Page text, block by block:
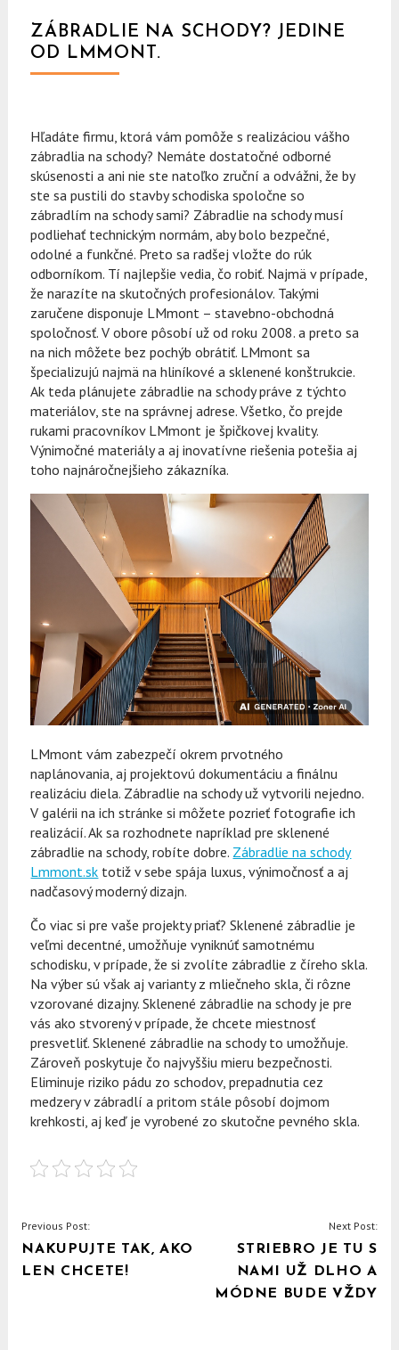
ZÁBRADLIE NA SCHODY? JEDINE
OD LMMONT.
Hľadáte firmu, ktorá vám pomôže s realizáciou vášho
zábradlia na schody? Nemáte dostatočné odborné
skúsenosti a ani nie ste natoľko zruční a odvážni, že by
ste sa pustili do stavby schodiska spoločne so
zábradlím na schody sami? Zábradlie na schody musí
podliehať technickým normám, aby bolo bezpečné,
odolné a funkčné. Preto sa radšej vložte do rúk
odborníkom. Tí najlepšie vedia, čo robiť. Najmä v prípade,
že narazíte na skutočných profesionálov. Takými
zaručene disponuje LMmont – stavebno-obchodná
spoločnosť. V obore pôsobí už od roku 2008. a preto sa
na nich môžete bez pochýb obrátiť. LMmont sa
špecializujú najmä na hliníkové a sklenené konštrukcie.
Ak teda plánujete zábradlie na schody práve z týchto
materiálov, ste na správnej adrese. Všetko, čo prejde
rukami pracovníkov LMmont je špičkovej kvality.
Výnimočné materiály a aj inovatívne riešenia potešia aj
toho najnáročnejšieho zákazníka.
LMmont vám zabezpečí okrem prvotného
naplánovania, aj projektovú dokumentáciu a finálnu
realizáciu diela. Zábradlie na schody už vytvorili nejedno.
V galérii na ich stránke si môžete pozrieť fotografie ich
realizácií. Ak sa rozhodnete napríklad pre sklenené
zábradlie na schody, robíte dobre. Zábradlie na schody
Lmmont.sk totiž v sebe spája luxus, výnimočnosť a aj
nadčasový moderný dizajn.
Čo viac si pre vaše projekty priať? Sklenené zábradlie je
veľmi decentné, umožňuje vyniknúť samotnému
schodisku, v prípade, že si zvolíte zábradlie z číreho skla.
Na výber sú však aj varianty z mliečneho skla, či rôzne
vzorované dizajny. Sklenené zábradlie na schody je pre
vás ako stvorený v prípade, že chcete miestnosť
presvetliť. Sklenené zábradlie na schody to umožňuje.
Zároveň poskytuje čo najvyššiu mieru bezpečnosti.
Eliminuje riziko pádu zo schodov, prepadnutia cez
medzery v zábradlí a pritom stále pôsobí dojmom
krehkosti, aj keď je vyrobené zo skutočne pevného skla.
NAVIGACE
PRO
PŘÍSPĚVEK
Previous Post:
NAKUPUJTE TAK, AKO
LEN CHCETE!
Next Post:
STRIEBRO JE TU S
NAMI UŽ DLHO A
MÓDNE BUDE VŽDY